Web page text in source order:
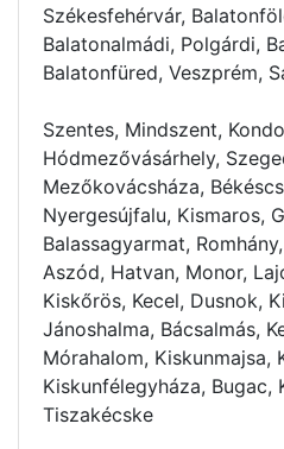
Székesfehérvár,
Balatonalmádi, Polgárdi,
Balatonfüred, Veszprém,
Szentes, Mindszent,
Hódmezővásárhely,
Mezőkovácsháza,
Nyergesújfalu, Kismaros,
Balassagyarmat,
Aszód, Hatvan, Monor,
Kiskőrös, Kecel, Dusnok,
Jánoshalma, Bácsalmás,
Mórahalom, Kiskunmajsa,
Kiskunfélegyháza, Bugac,
Tiszakécske